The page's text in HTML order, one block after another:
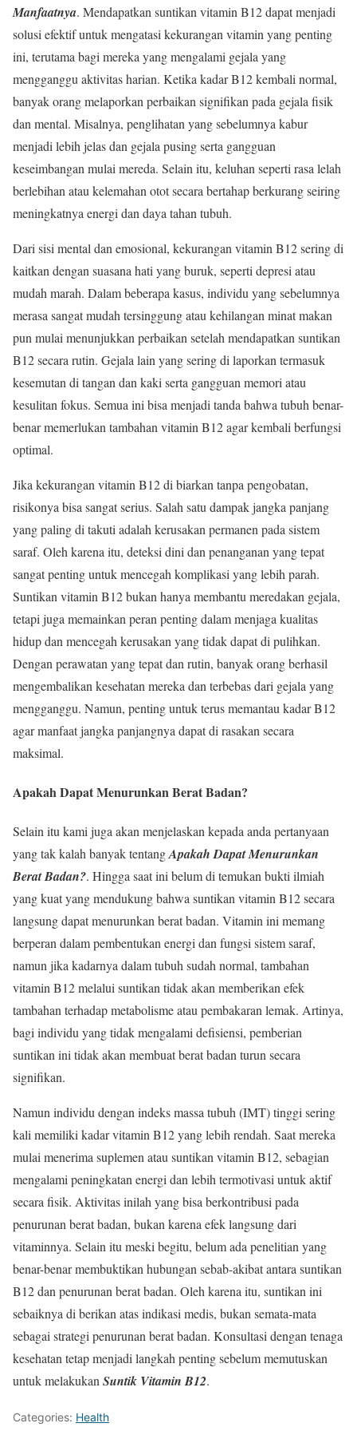
Manfaatnya. Mendapatkan suntikan vitamin B12 dapat menjadi
solusi efektif untuk mengatasi kekurangan vitamin yang penting
ini, terutama bagi mereka yang mengalami gejala yang
mengganggu aktivitas harian. Ketika kadar B12 kembali normal,
banyak orang melaporkan perbaikan signifikan pada gejala fisik
dan mental. Misalnya, penglihatan yang sebelumnya kabur
menjadi lebih jelas dan gejala pusing serta gangguan
keseimbangan mulai mereda. Selain itu, keluhan seperti rasa lelah
berlebihan atau kelemahan otot secara bertahap berkurang seiring
meningkatnya energi dan daya tahan tubuh.
Dari sisi mental dan emosional, kekurangan vitamin B12 sering di
kaitkan dengan suasana hati yang buruk, seperti depresi atau
mudah marah. Dalam beberapa kasus, individu yang sebelumnya
merasa sangat mudah tersinggung atau kehilangan minat makan
pun mulai menunjukkan perbaikan setelah mendapatkan suntikan
B12 secara rutin. Gejala lain yang sering di laporkan termasuk
kesemutan di tangan dan kaki serta gangguan memori atau
kesulitan fokus. Semua ini bisa menjadi tanda bahwa tubuh benar-
benar memerlukan tambahan vitamin B12 agar kembali berfungsi
optimal.
Jika kekurangan vitamin B12 di biarkan tanpa pengobatan,
risikonya bisa sangat serius. Salah satu dampak jangka panjang
yang paling di takuti adalah kerusakan permanen pada sistem
saraf. Oleh karena itu, deteksi dini dan penanganan yang tepat
sangat penting untuk mencegah komplikasi yang lebih parah.
Suntikan vitamin B12 bukan hanya membantu meredakan gejala,
tetapi juga memainkan peran penting dalam menjaga kualitas
hidup dan mencegah kerusakan yang tidak dapat di pulihkan.
Dengan perawatan yang tepat dan rutin, banyak orang berhasil
mengembalikan kesehatan mereka dan terbebas dari gejala yang
mengganggu. Namun, penting untuk terus memantau kadar B12
agar manfaat jangka panjangnya dapat di rasakan secara
maksimal.
Apakah Dapat Menurunkan Berat Badan?
Selain itu kami juga akan menjelaskan kepada anda pertanyaan
yang tak kalah banyak tentangApakah Dapat Menurunkan
Berat Badan?. Hingga saat ini belum di temukan bukti ilmiah
yang kuat yang mendukung bahwa suntikan vitamin B12 secara
langsung dapat menurunkan berat badan. Vitamin ini memang
berperan dalam pembentukan energi dan fungsi sistem saraf,
namun jika kadarnya dalam tubuh sudah normal, tambahan
vitamin B12 melalui suntikan tidak akan memberikan efek
tambahan terhadap metabolisme atau pembakaran lemak. Artinya,
bagi individu yang tidak mengalami defisiensi, pemberian
suntikan ini tidak akan membuat berat badan turun secara
signifikan.
Namun individu dengan indeks massa tubuh (IMT) tinggi sering
kali memiliki kadar vitamin B12 yang lebih rendah. Saat mereka
mulai menerima suplemen atau suntikan vitamin B12, sebagian
mengalami peningkatan energi dan lebih termotivasi untuk aktif
secara fisik. Aktivitas inilah yang bisa berkontribusi pada
penurunan berat badan, bukan karena efek langsung dari
vitaminnya. Selain itu meski begitu, belum ada penelitian yang
benar-benar membuktikan hubungan sebab-akibat antara suntikan
B12 dan penurunan berat badan. Oleh karena itu, suntikan ini
sebaiknya di berikan atas indikasi medis, bukan semata-mata
sebagai strategi penurunan berat badan. Konsultasi dengan tenaga
kesehatan tetap menjadi langkah penting sebelum memutuskan
untuk melakukan Suntik Vitamin B12.
Categories: Health